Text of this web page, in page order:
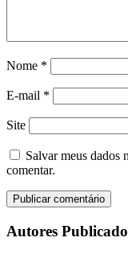
Nome *
E-mail *
Site
Salvar meus dados
comentar.
Autores